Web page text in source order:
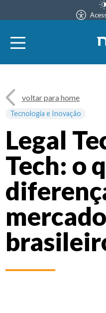
Tecnologia e Inovação
voltar para home
Legal
Tech: o
mercado